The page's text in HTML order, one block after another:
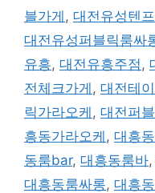
블가게 , 대전유성텐
대전유성퍼블릭룸싸
유흥, 대전유흥주점 ,
전체크가게 , 대전테
릭가라오케 , 대전퍼
흥동가라오케 , 대흥
동룸bar, 대흥동룸바,
대흥동룸싸롱, 대흥